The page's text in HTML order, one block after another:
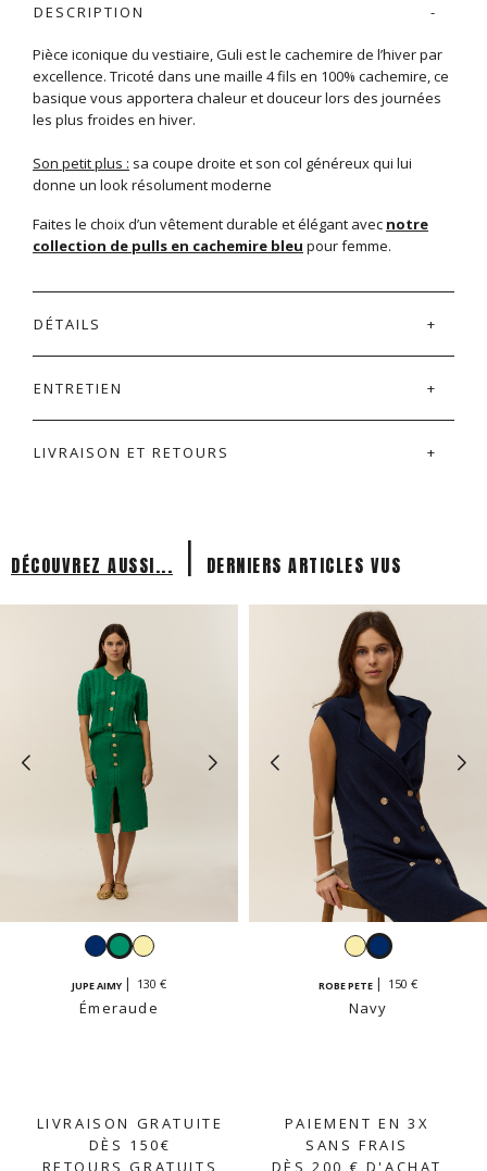
DESCRIPTION
Pièce iconique du vestiaire, Guli est le cachemire de l’hiver par
excellence. Tricoté dans une maille 4 fils en 100% cachemire, ce
basique vous apportera chaleur et douceur lors des journées
les plus froides en hiver.
Son petit plus : sa coupe droite et son col généreux qui lui
donne un look résolument moderne
Faites le choix d’un vêtement durable et élégant avec notre
collection de pulls en cachemire bleu pour femme.
DÉTAILS
ENTRETIEN
LIVRAISON ET RETOURS
DÉCOUVREZ AUSSI... | DERNIERS ARTICLES VUS
NavyÉmeraude
Jaune
JUPE AIMY 130 €
Émeraude
JauneNavy
ROBE PETE 150 €
Navy
LIVRAISON GRATUITE
DÈS 150€
RETOURS GRATUITS
PAIEMENT EN 3X
SANS FRAIS
DÈS 200 € D'ACHAT